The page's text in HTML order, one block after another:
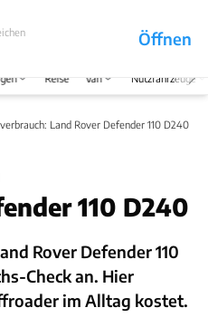
Öffnen
Abo
Menü
Reise Van Nutzfahrzeuge
Land Rover Defender 110 D240
110 D240
Rover Defender 110
Check an. Hier
im Alltag kostet.